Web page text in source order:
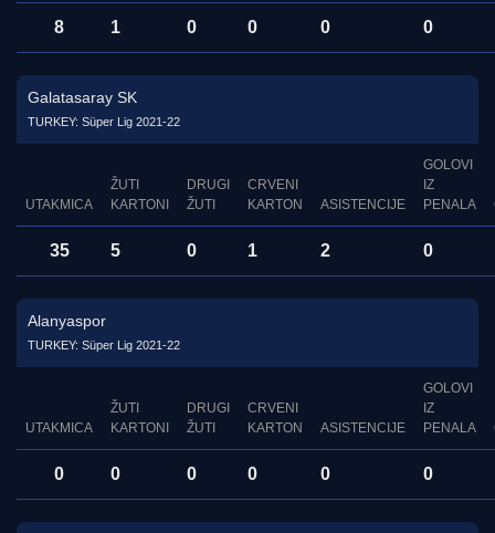
8 1 0 0 0 0
Galatasaray SK
TURKEY: Süper Lig 2021-22
UTAKMICA
ŽUTI
KARTONI
DRUGI
ŽUTI
CRVENI
KARTON
ASISTENCIJE
GOLOVI
IZ
PENALA
35 5 0 1 2 0
Alanyaspor
TURKEY: Süper Lig 2021-22
UTAKMICA
ŽUTI
KARTONI
DRUGI
ŽUTI
CRVENI
KARTON
ASISTENCIJE
GOLOVI
IZ
PENALA
0 0 0 0 0 0